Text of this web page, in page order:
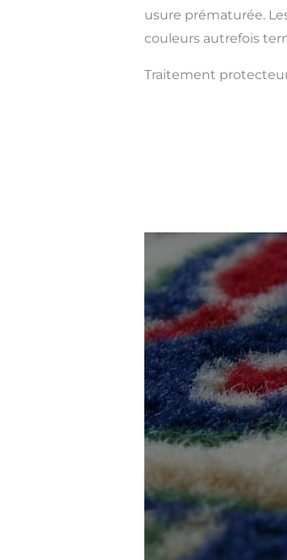
usure prématurée.
couleurs autrefois
Traitement